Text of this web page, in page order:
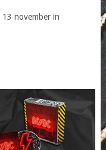
13 november in